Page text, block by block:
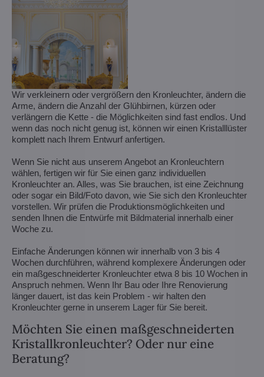
Wir verkleinern oder vergrößern den Kronleuchter, ändern die
Arme, ändern die Anzahl der Glühbirnen, kürzen oder
verlängern die Kette - die Möglichkeiten sind fast endlos. Und
wenn das noch nicht genug ist, können wir einen Kristalllüster
komplett nach Ihrem Entwurf anfertigen.
Wenn Sie nicht aus unserem Angebot an Kronleuchtern
wählen, fertigen wir für Sie einen ganz individuellen
Kronleuchter an. Alles, was Sie brauchen, ist eine Zeichnung
oder sogar ein Bild/Foto davon, wie Sie sich den Kronleuchter
vorstellen. Wir prüfen die Produktionsmöglichkeiten und
senden Ihnen die Entwürfe mit Bildmaterial innerhalb einer
Woche zu.
Einfache Änderungen können wir innerhalb von 3 bis 4
Wochen durchführen, während komplexere Änderungen oder
ein maßgeschneiderter Kronleuchter etwa 8 bis 10 Wochen in
Anspruch nehmen. Wenn Ihr Bau oder Ihre Renovierung
länger dauert, ist das kein Problem - wir halten den
Kronleuchter gerne in unserem Lager für Sie bereit.
Möchten Sie einen maßgeschneiderten
Kristallkronleuchter? Oder nur eine
Beratung?